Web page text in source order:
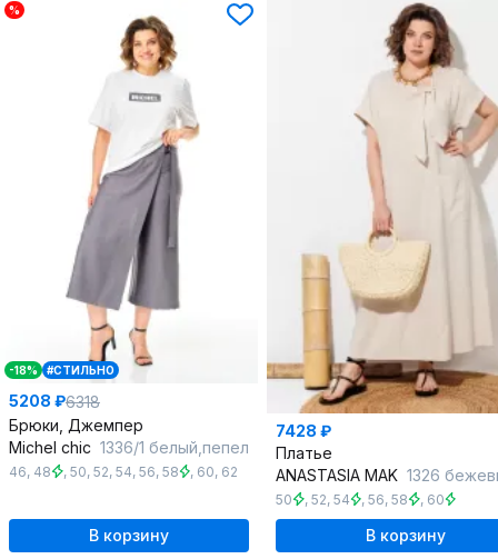
%
-18% #СТИЛЬНО
5208 ₽6318
Брюки, Джемпер
Michel chic 1336/1 белый,пепел
46, 48 , 50, 52, 54, 56, 58 , 60, 62
В корзину
7428 ₽
Платье
ANASTASIA MAK 1326
50 , 52, 54 , 56, 58 , 60
В корзину